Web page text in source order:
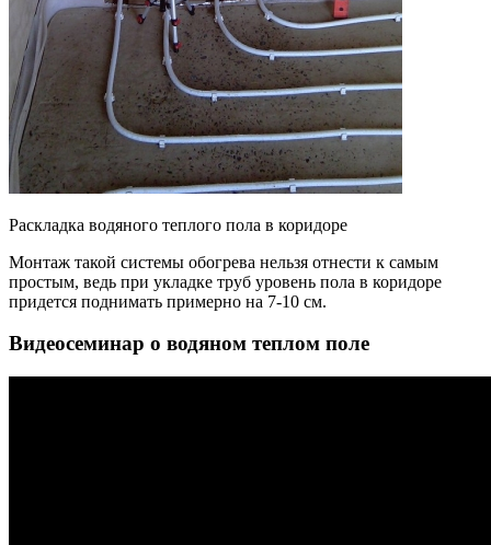
Раскладка водяного теплого пола в коридоре
Монтаж такой системы обогрева нельзя отнести к самым
простым, ведь при укладке труб уровень пола в коридоре
придется поднимать примерно на 7-10 см.
Видеосеминар о водяном теплом поле